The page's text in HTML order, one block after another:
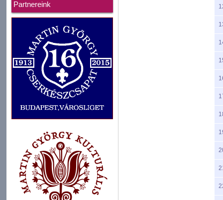
Partnereink